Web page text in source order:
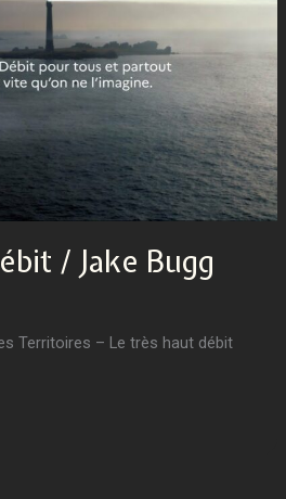
/ Jake Bugg
Territoires – Le très haut débit